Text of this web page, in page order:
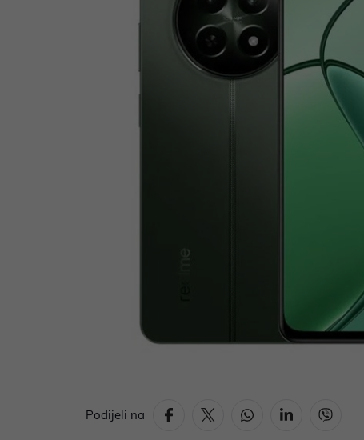
Podijeli na